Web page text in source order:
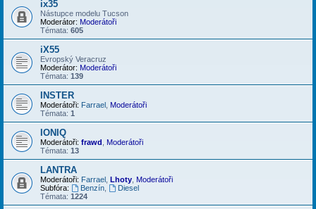
ix35
Nástupce modelu Tucson
Moderátor: Moderátoři
Témata: 605
iX55
Evropský Veracruz
Moderátor: Moderátoři
Témata: 139
INSTER
Moderátoři: Farrael Moderátoři
Témata: 1
IONIQ
Moderátoři: frawd
Moderátoři
Témata: 13
LANTRA
Moderátoři: Farrael Lhoty Moderátoři
Subfóra:
Benzín,
Diesel
Témata: 1224